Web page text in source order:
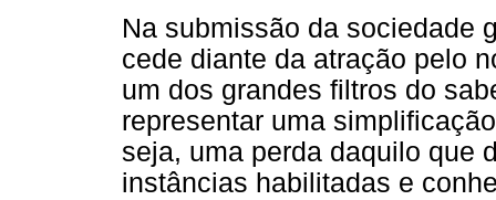
Na submissão da sociedade
cede diante da atração pelo
um dos grandes filtros do
representar uma
seja, uma perda daquilo que
instâncias habilitadas e